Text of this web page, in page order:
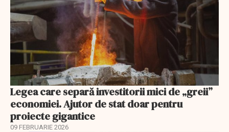
Legea care separă investitorii mici de „greii”
economiei. Ajutor de stat doar pentru
proiecte gigantice
09 FEBRUARIE 2026